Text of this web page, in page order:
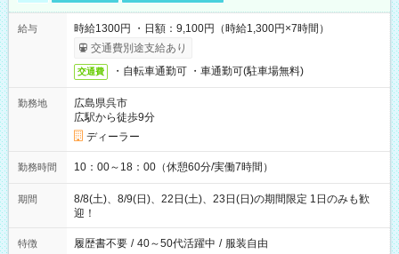
給与
時給1300円 ・日額：9,100円（時給1,300円×7時間）
交通費別途支給あり
交通費 ・自転車通勤可 ・車通勤可(駐車場無料)
勤務地
広島県呉市
広駅から徒歩9分
ディーラー
勤務時間 10：00～18：00（休憩60分/実働7時間）
期間
8/8(土)、8/9(日)、22日(土)、23日(日)の期間限定 1日のみも歓
迎！
特徴 履歴書不要 / 40～50代活躍中 / 服装自由